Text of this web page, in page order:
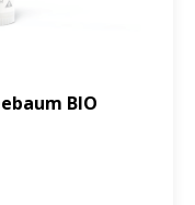
zu jeder
wird.BIO